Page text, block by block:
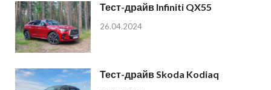
Тест-драйв Infiniti QX55
26.04.2024
Тест-драйв Skoda Kodiaq